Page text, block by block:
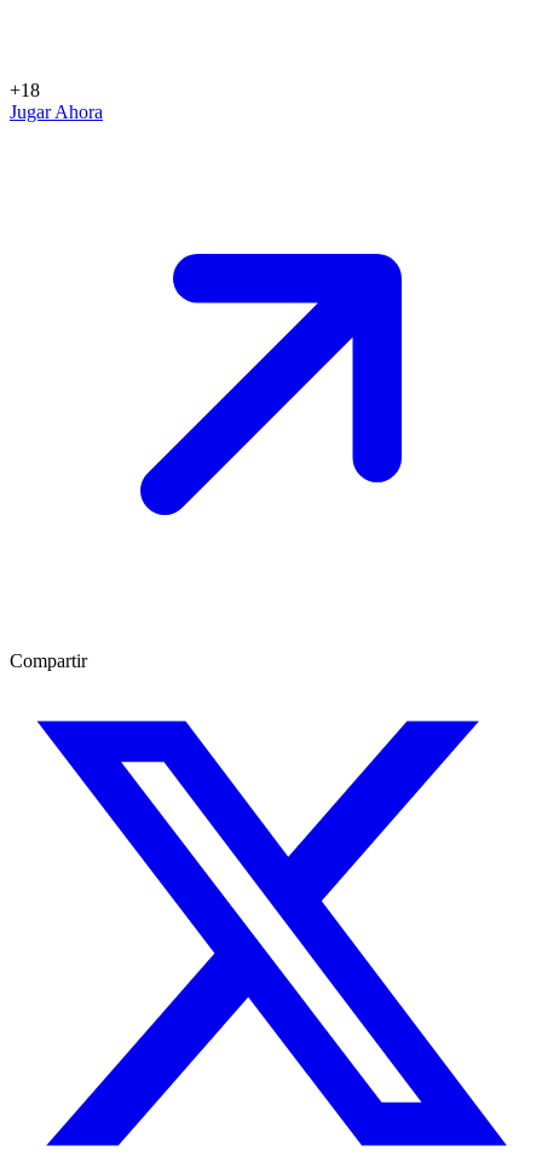
+18
Jugar Ahora
Compartir